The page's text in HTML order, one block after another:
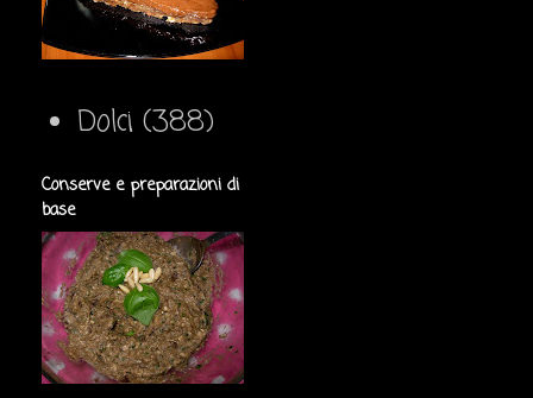
Dolci (388)
Conserve e preparazioni di
base